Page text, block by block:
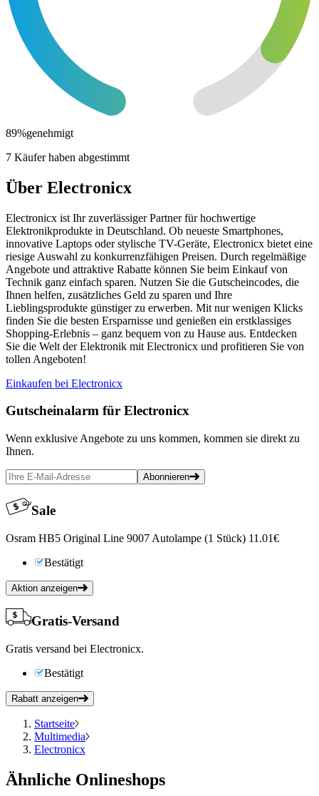
89%genehmigt
7 Käufer haben abgestimmt
Über Electronicx
Electronicx ist Ihr zuverlässiger Partner für hochwertige
Elektronikprodukte in Deutschland. Ob neueste Smartphones,
innovative Laptops oder stylische TV-Geräte, Electronicx bietet eine
riesige Auswahl zu konkurrenzfähigen Preisen. Durch regelmäßige
Angebote und attraktive Rabatte können Sie beim Einkauf von
Technik ganz einfach sparen. Nutzen Sie die Gutscheincodes, die
Ihnen helfen, zusätzliches Geld zu sparen und Ihre
Lieblingsprodukte günstiger zu erwerben. Mit nur wenigen Klicks
finden Sie die besten Ersparnisse und genießen ein erstklassiges
Shopping-Erlebnis – ganz bequem von zu Hause aus. Entdecken
Sie die Welt der Elektronik mit Electronicx und profitieren Sie von
tollen Angeboten!
Einkaufen bei Electronicx
Gutscheinalarm für Electronicx
Wenn exklusive Angebote zu uns kommen, kommen sie direkt zu
Ihnen.
Abonnieren
Sale
Osram HB5 Original Line 9007 Autolampe (1 Stück) 11.01€
Bestätigt
Aktion anzeigen
Gratis-Versand
Gratis versand bei Electronicx.
Bestätigt
Rabatt anzeigen
Startseite
Multimedia
Electronicx
Ähnliche Onlineshops